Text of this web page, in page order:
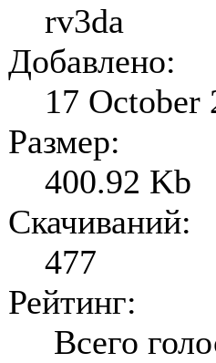
rv3da
Добавлено:
17 October
Размер:
400.92 Kb
Скачиваний:
477
Рейтинг:
Всего